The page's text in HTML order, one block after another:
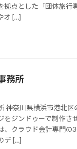
拠点とした「団体旅行
オ […]
務所
神奈川県横浜市港北区
をジンドゥーで制作さ
クラウド会計専門の
デ […]